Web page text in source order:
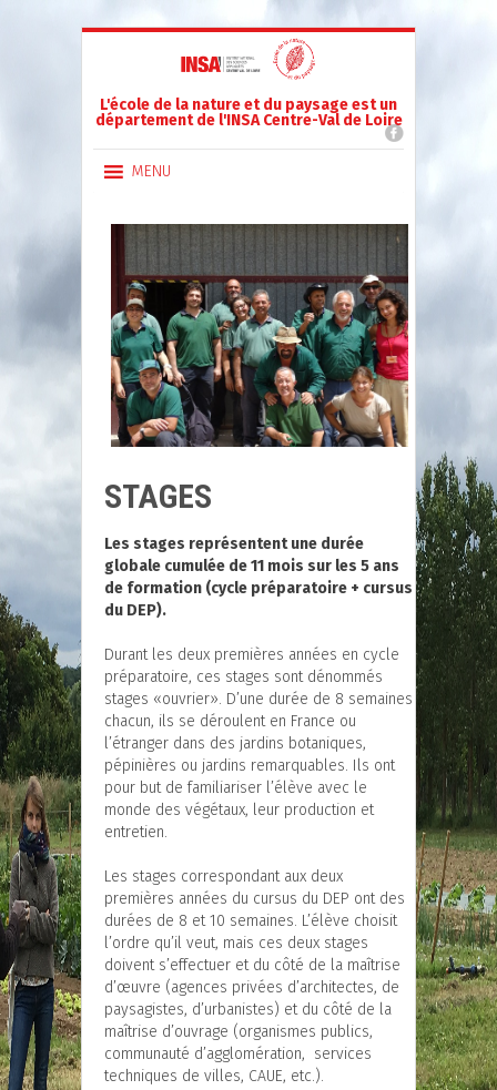
L'école de la nature et du paysage est un
département de l'INSA Centre-Val de Loire
MENU
STAGES
Les stages représentent une durée
globale cumulée de 11 mois sur les 5 ans
de formation (cycle préparatoire + cursus
du DEP).
Durant les deux premières années en cycle
préparatoire, ces stages sont dénommés
stages «ouvrier». D’une durée de 8 semaines
chacun, ils se déroulent en France ou
l’étranger dans des jardins botaniques,
pépinières ou jardins remarquables. Ils ont
pour but de familiariser l’élève avec le
monde des végétaux, leur production et
entretien.
Les stages correspondant aux deux
premières années du cursus du DEP ont des
durées de 8 et 10 semaines. L’élève choisit
l’ordre qu’il veut, mais ces deux stages
doivent s’effectuer et du côté de la maîtrise
d’œuvre (agences privées d’architectes, de
paysagistes, d’urbanistes) et du côté de la
maîtrise d’ouvrage (organismes publics,
communauté d’agglomération, services
techniques de villes, CAUE, etc.).